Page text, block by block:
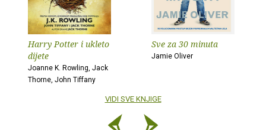
Harry Potter i ukleto
dijete
Joanne K. Rowling, Jack
Thorne, John Tiffany
Sve za 30 minuta
Jamie Oliver
VIDI SVE KNJIGE